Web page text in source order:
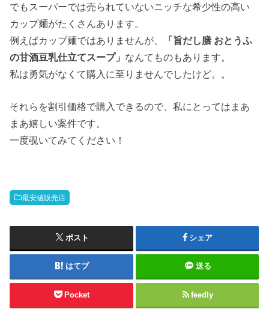
でもスーパーでは売られていないニッチな希少性の高い
カップ麺がたくさんあります。
例えばカップ麺ではありませんが、
「旨だし膳 おとうふ
の甘酒豆乳仕立てスープ」 なんてものもあります。
私は勇気がなくて購入に至りませんでしたけど。。
それらを割引価格で購入できるので、私にとってはまあ
まあ嬉しい案件です。
一度覗いてみてください！
最安値販売店
ポスト シェア
はてブ 送る
Pocket feedly